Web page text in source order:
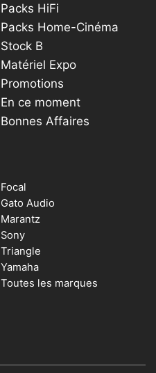
Packs HiFi
Packs Home-Cinéma
Stock B
Matériel Expo
Promotions
En ce moment
Bonnes Affaires
Focal
Gato Audio
Marantz
Sony
Triangle
Yamaha
Toutes les marques